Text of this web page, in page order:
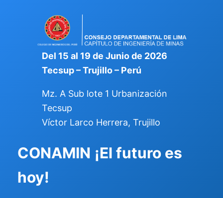
Del 15 al 19 de Junio de 2026
Tecsup – Trujillo – Perú
Mz. A Sub lote 1 Urbanización
Tecsup
Víctor Larco Herrera, Trujillo
CONAMIN ¡El futuro es
hoy!